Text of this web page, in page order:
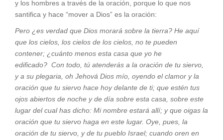
y los hombres a través de la oración, porque lo que nos
santifica y hace “mover a Dios” es la oración:
Pero ¿es verdad que Dios morará sobre la tierra? He aquí
que los cielos, los cielos de los cielos, no te pueden
contener; ¿cuánto menos esta casa que yo he
edificado? Con todo, tú atenderás a la oración de tu siervo,
y a su plegaria, oh Jehová Dios mío, oyendo el clamor y la
oración que tu siervo hace hoy delante de ti; que estén tus
ojos abiertos de noche y de día sobre esta casa, sobre este
lugar del cual has dicho: Mi nombre estará allí; y que oigas la
oración que tu siervo haga en este lugar. Oye, pues, la
oración de tu siervo, y de tu pueblo Israel; cuando oren en